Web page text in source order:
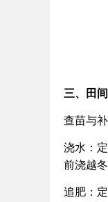
三、田
查苗与
浇水：
前浇越冬
追肥：